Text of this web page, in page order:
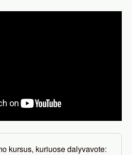
kursus, kuriuose dalyvavote: